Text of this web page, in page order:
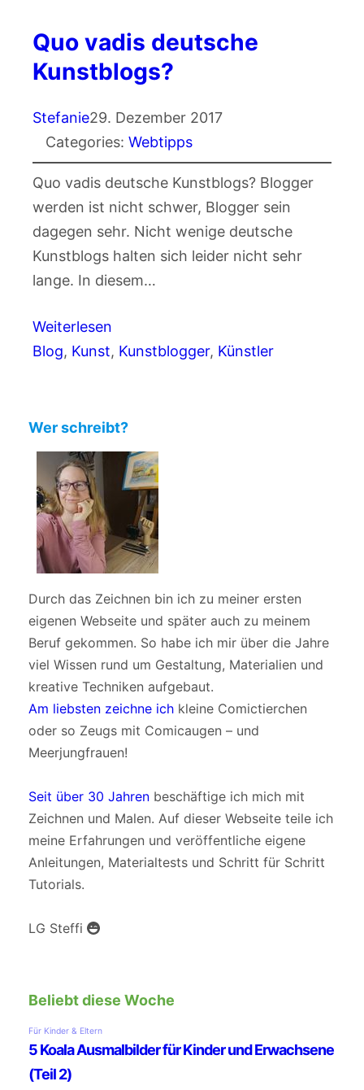
Quo vadis deutsche
Kunstblogs?
Stefanie29. Dezember 2017
Categories: Webtipps
Quo vadis deutsche Kunstblogs? Blogger
werden ist nicht schwer, Blogger sein
dagegen sehr. Nicht wenige deutsche
Kunstblogs halten sich leider nicht sehr
lange. In diesem…
Weiterlesen
Blog, Kunst, Kunstblogger, Künstler
Wer schreibt?
Durch das Zeichnen bin ich zu meiner ersten
eigenen Webseite und später auch zu meinem
Beruf gekommen. So habe ich mir über die Jahre
viel Wissen rund um Gestaltung, Materialien und
kreative Techniken aufgebaut.
Am liebsten zeichne ichkleine Comictierchen
oder so Zeugs mit Comicaugen – und
Meerjungfrauen!
Seit über 30 Jahrenbeschäftige ich mich mit
Zeichnen und Malen. Auf dieser Webseite teile ich
meine Erfahrungen und veröffentliche eigene
Anleitungen, Materialtests und Schritt für Schritt
Tutorials.
LG Steffi
Beliebt diese Woche